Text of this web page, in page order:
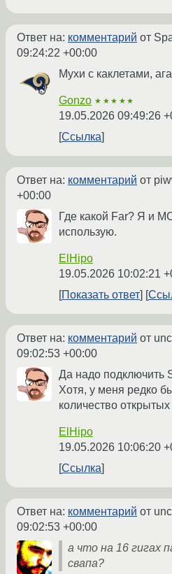
Ответ на: комментарий от
09:24:22 +00:00
Мухи с каклетами,
Gonzo ★★★★★
19.05.2026 09:49:26
Ссылка
Ответ на: комментарий от
+00:00
Где какой Far? Я и
использую.
ElHipo
19.05.2026 10:02:21
Показать ответ
Ответ на: комментарий от
09:02:53 +00:00
Да надо подключить
Хотя, у меня редко
количество открытых
ElHipo
19.05.2026 10:06:20
Ссылка
Ответ на: комментарий от
09:02:53 +00:00
а что на 16 гигах
свапа?